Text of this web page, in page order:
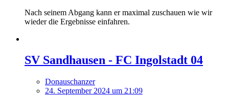
Nach seinem Abgang kann er maximal zuschauen wie wir
wieder die Ergebnisse einfahren.
SV Sandhausen - FC Ingolstadt 04
Donauschanzer
24. September 2024 um 21:09